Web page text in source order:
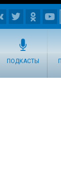
ПОДКАСТЫ